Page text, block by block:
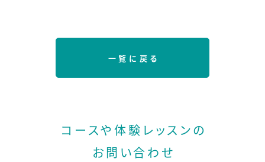
一覧に戻る
コースや体験レッスンの
お問い合わせ